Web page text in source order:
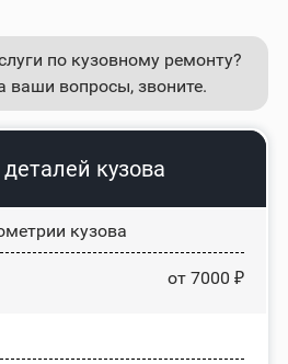
по кузовному ремонту?
ваши вопросы, звоните.
кузова
кузова
от 7000 ₽